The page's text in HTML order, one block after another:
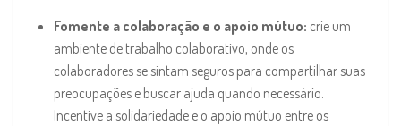
Fomente a colaboração e o apoio mútuo: crie um
ambiente de trabalho colaborativo, onde os
colaboradores se sintam seguros para compartilhar suas
preocupações e buscar ajuda quando necessário.
Incentive a solidariedade e o apoio mútuo entre os